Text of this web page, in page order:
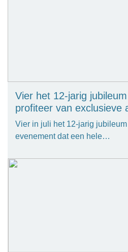
Vier het 12-jarig
profiteer van exclusieve
Vier in juli het 12-jarig
evenement dat een hele…